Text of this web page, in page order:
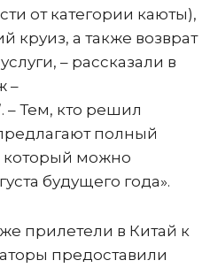
от категории каюты),
круиз, а также возврат
– рассказали в
–
– Тем, кто решил
полный
который можно
будущего года».
прилетели в Китай к
предоставили